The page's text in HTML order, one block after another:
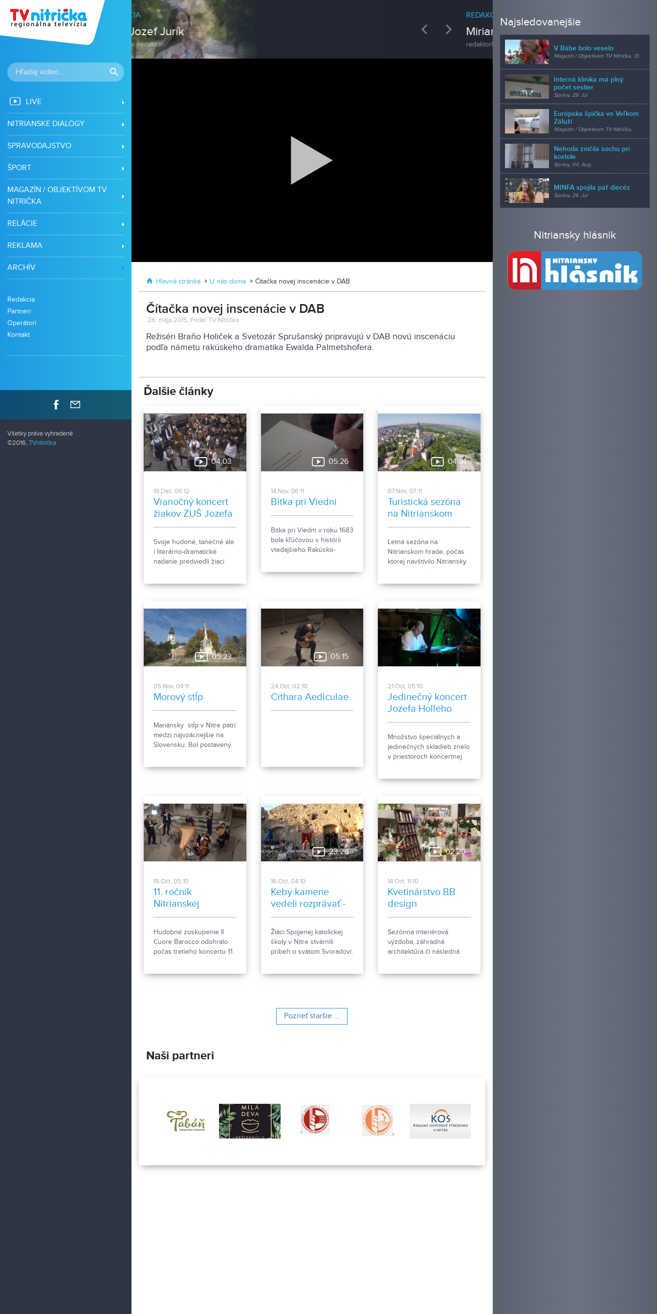
LIVE
NITRIANSKE DIALÓGY
SPRAVODAJSTVO
ŠPORT
MAGAZÍN / OBJEKTÍVOM TV
NITRIČKA
RELÁCIE
REKLAMA
ARCHÍV
Redakcia
Partneri
Operátori
Kontakt
Všetky práva vyhradené
©2016, TVnitrička
PreviousNext
Magazín / Objektívom TV Nitrička
MDD vo Veľkom Záluží
Hlavná stránka U nás doma Čítačka novej inscenácie v DAB
Čítačka novej inscenácie v DAB
26. mája 2015, Pridal: TV Nitrička
Režiséri Braňo Holiček a Svetozár Sprušanský pripravujú v DAB novú inscenáciu
podľa námetu rakúskeho dramatika Ewalda Palmetshofera.
Ďalšie články
04:03
19.Dec, 06:12
Vianočný koncert
žiakov ZUŠ Jozefa
Rosinského
Svoje hudoné, tanečné ale
i literárno-dramatické
nadanie predviedli žiaci
Synagógy.
05:26
14.Nov, 06:11
Bitka pri Viedni
Bitka pri Viedni v roku 1683
bola kľúčovou v histórii
vtedajšieho Rakúsko-
Vontorčíka.
04:31
07.Nov, 07:11
Turistická sezóna
na Nitrianskom
hrade
Letná sezóna na
Nitrianskom hrade, počas
ktorej navštívilo Nitriansky
tradičné, ale aj špeciálne
podujatia, ktoré však
nebudú chýbať ani počas
budúcej sezóny.
05:23
05.Nov, 04:11
Morový stĺp
Mariánsky stĺp v Nitre patrí
medzi najvzácnejšie na
Slovensku. Bol postavený
05:15
24.Oct, 02:10
Cithara Aediculae
21.Oct, 05:10
Jedinečný koncert
Jozefa Hollého
Množstvo špeciálnych a
jedinečných skladieb znelo
v priestoroch koncertnej
jedinečný koncert určený
milovníkom kvalitnej hudby.
18.Oct, 05:10
11. ročník
Nitrianskej
hudobnej jesene
Hudobné zoskupenie Il
Cuore Barocco odohralo
počas tretieho koncertu 11.
23:26
16.Oct, 04:10
Keby kamene
vedeli rozprávať -
záznam z
divadelného
predstavenia
Žiaci Spojenej katolíckej
školy v Nitre stvárnili
príbeh o svätom Svoradovi.
02:20
14.Oct, 11:10
Kvetinárstvo BB
design
Sezónna interiérová
výzdoba, záhradná
architektúra či následná
Pozrieť staršie ...
Naši partneri
Najsledovanejšie
V Bábe bolo veselo
Magazín / Objektívom TV Nitrička, 31.
Interná klinika má plný
počet sestier
Správy, 29. Jul
Európska špička vo Veľkom
Záluží
Magazín / Objektívom TV Nitrička,
Nehoda zničila sochu pri
kostole
Správy, 04. Aug
MINFA spojila päť diecéz
Správy, 24. Jul
Nitriansky hlásnik